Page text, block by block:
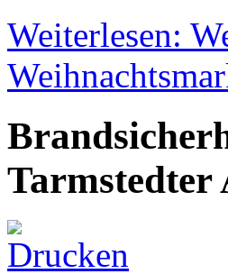
Weiterlesen:
Tarmstedter